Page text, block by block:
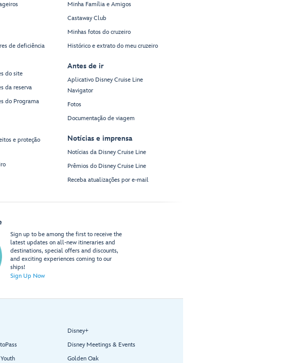
de deficiência
do site
da reserva
do Programa
e proteção
Minha Família e Amigos
Castaway Club
Minhas fotos do cruzeiro
Histórico e extrato do meu cruzeiro
Antes de ir
Aplicativo Disney Cruise Line
Navigator
Fotos
Documentação de viagem
Notícias e imprensa
Notícias da Disney Cruise Line
Prêmios do Disney Cruise Line
Receba atualizações por e-mail
Sign up to be among the first to receive the
latest updates on all-new itineraries and
destinations, special offers and discounts,
and exciting experiences coming to our
ships!
Sign Up Now
Disney+
Disney Meetings & Events
Golden Oak